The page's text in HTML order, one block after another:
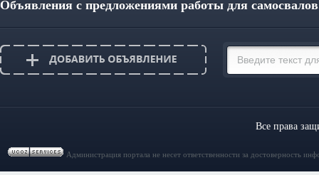
Объявления с предложениями работы для
Все права
Администрация портала не несет ответственности за достоверность